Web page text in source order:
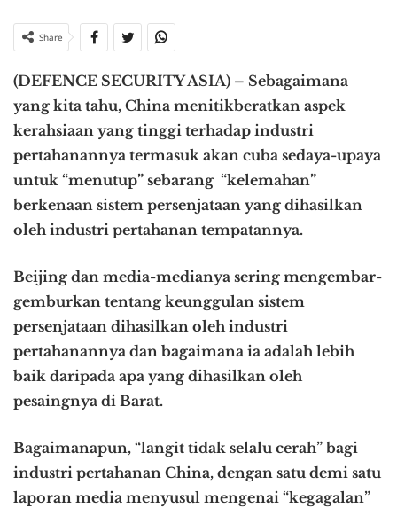
Share
(DEFENCE SECURITY ASIA) – Sebagaimana
yang kita tahu, China menitikberatkan aspek
kerahsiaan yang tinggi terhadap industri
pertahanannya termasuk akan cuba sedaya-upaya
untuk “menutup” sebarang “kelemahan”
berkenaan sistem persenjataan yang dihasilkan
oleh industri pertahanan tempatannya.
Beijing dan media-medianya sering mengembar-
gemburkan tentang keunggulan sistem
persenjataan dihasilkan oleh industri
pertahanannya dan bagaimana ia adalah lebih
baik daripada apa yang dihasilkan oleh
pesaingnya di Barat.
Bagaimanapun, “langit tidak selalu cerah” bagi
industri pertahanan China, dengan satu demi satu
laporan media menyusul mengenai “kegagalan”